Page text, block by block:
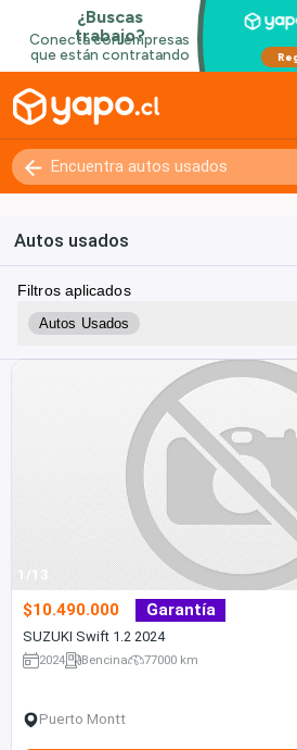
Autos usados
Filtros aplicados
Autos Usados
1/13
$10.490.000 Garantía
SUZUKI Swift 1.2 2024
2024 Bencina 77000 km
Puerto Montt